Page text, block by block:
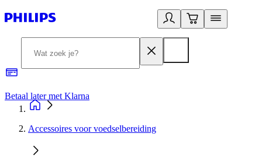
Betaal later met Klarna
Accessoires voor voedselbereiding